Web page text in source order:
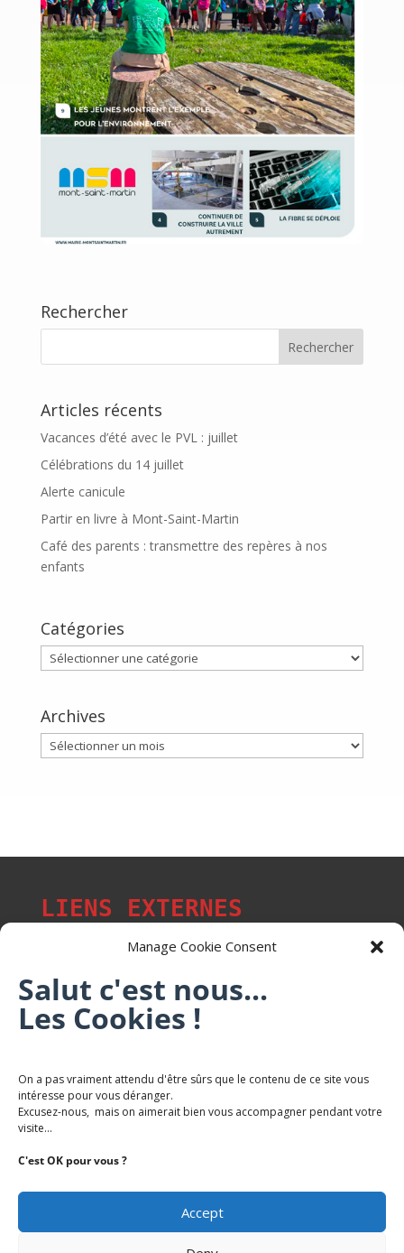
Manage Cookie Consent
Salut c'est nous...
Les Cookies !
On a pas vraiment attendu d'être sûrs que le contenu de ce site vous
intéresse pour vous déranger.
Excusez-nous, mais on aimerait bien vous accompagner pendant votre
visite...
C'est OK pour vous ?
Accept
Rechercher
Articles récents
Vacances d’été avec le PVL : juillet
Célébrations du 14 juillet
Alerte canicule
Partir en livre à Mont-Saint-Martin
Café des parents : transmettre des repères à nos
enfants
Catégories
Catégories
Archives
Archives
LIENS EXTERNES
Les p'tits citoyens de Mont-Saint-Martin
Trail Saintmartinois Daniel FEITE
Karaté Mont Saint Martin